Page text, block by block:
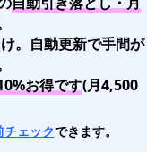
。自動更新で手間が
お得です(月4,500
ェックできます。